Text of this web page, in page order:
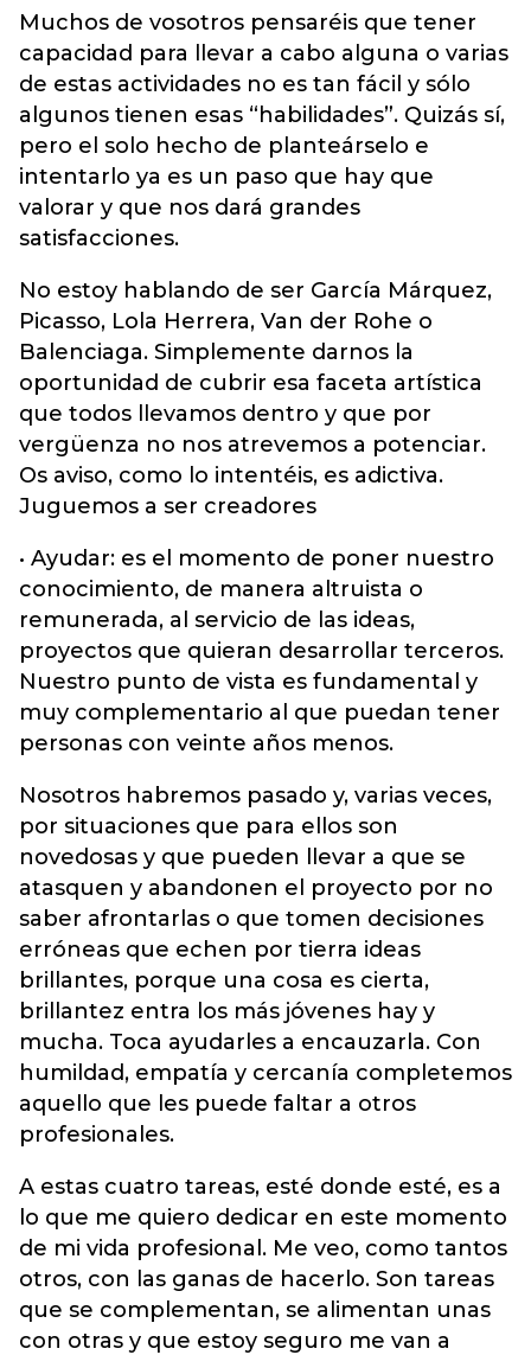
Muchos de vosotros pensaréis que tener
capacidad para llevar a cabo alguna o varias
de estas actividades no es tan fácil y sólo
algunos tienen esas “habilidades”. Quizás sí,
pero el solo hecho de planteárselo e
intentarlo ya es un paso que hay que
valorar y que nos dará grandes
satisfacciones.
No estoy hablando de ser García Márquez,
Picasso, Lola Herrera, Van der Rohe o
Balenciaga. Simplemente darnos la
oportunidad de cubrir esa faceta artística
que todos llevamos dentro y que por
vergüenza no nos atrevemos a potenciar.
Os aviso, como lo intentéis, es adictiva.
Juguemos a ser creadores
• Ayudar: es el momento de poner nuestro
conocimiento, de manera altruista o
remunerada, al servicio de las ideas,
proyectos que quieran desarrollar terceros.
Nuestro punto de vista es fundamental y
muy complementario al que puedan tener
personas con veinte años menos.
Nosotros habremos pasado y, varias veces,
por situaciones que para ellos son
novedosas y que pueden llevar a que se
atasquen y abandonen el proyecto por no
saber afrontarlas o que tomen decisiones
erróneas que echen por tierra ideas
brillantes, porque una cosa es cierta,
brillantez entra los más jóvenes hay y
mucha. Toca ayudarles a encauzarla. Con
humildad, empatía y cercanía completemos
aquello que les puede faltar a otros
profesionales.
A estas cuatro tareas, esté donde esté, es a
lo que me quiero dedicar en este momento
de mi vida profesional. Me veo, como tantos
otros, con las ganas de hacerlo. Son tareas
que se complementan, se alimentan unas
con otras y que estoy seguro me van a